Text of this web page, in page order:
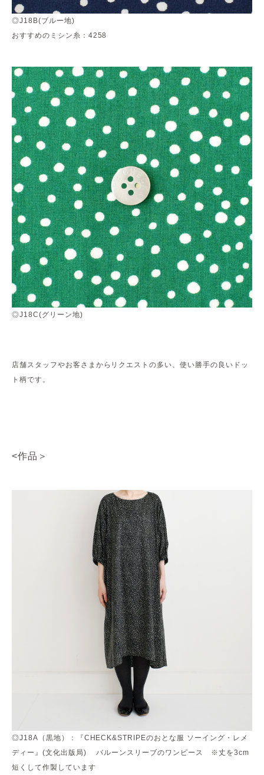
◎J18B(ブルー地)
おすすめのミシン糸：4258
◎J18C(グリーン地)
店舗スタッフやお客さまからリクエストの多い、使い勝手の良いドッ
ト柄です。
<作品＞
◎J18A（黒地）：『CHECK&STRIPEのおとな服 ソーイング・レメ
ディー』(文化出版局) バルーンスリーブのワンピース ※丈を3cm
短くして作製しています